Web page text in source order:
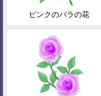
ピンクのバラの花